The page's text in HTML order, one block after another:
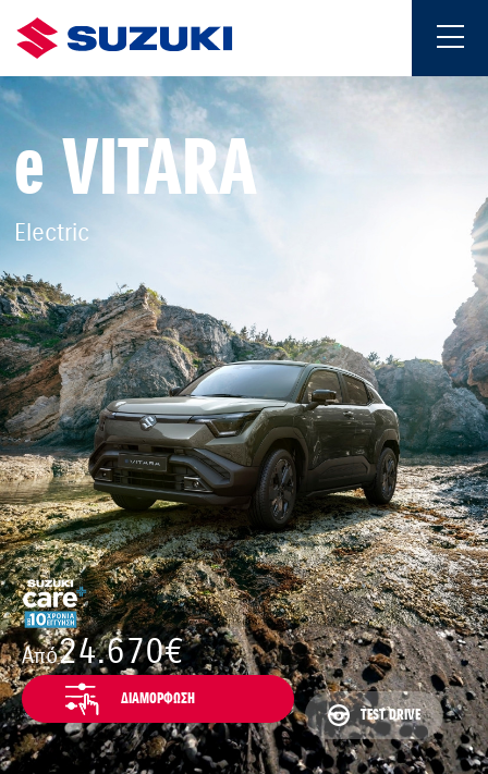
e VITARA
Electric
Από24.670€
ΔΙΑΜΟΡΦΩΣΗ
TEST DRIVE